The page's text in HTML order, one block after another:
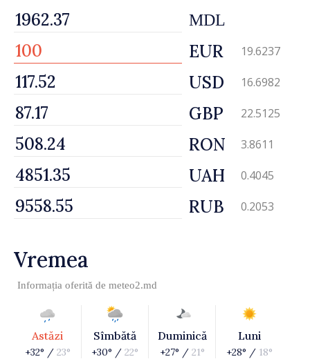
MDL
EUR 19.6237
USD 16.6982
GBP 22.5125
RON 3.8611
UAH 0.4045
RUB 0.2053
Vremea
Informația oferită de meteo2.md
Astăzi
+32° / 23°
Sîmbătă
+30° / 22°
Duminică
+27° / 21°
Luni
+28° / 18°